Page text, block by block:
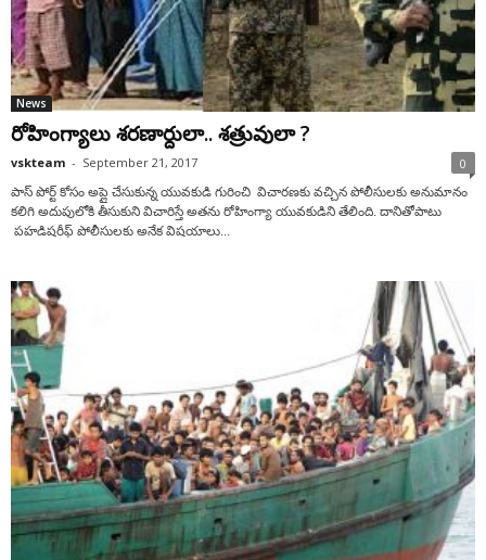
News
రోహింగ్యాలు శరణార్దులా.. శత్రువులా ?
vskteam - September 21, 2017 0
పాస్ పోర్ట్ కోసం అప్లై చేసుకున్న యువకుడి గురించి విచారణకు వచ్చిన పోలీసులకు అనుమానం
కలిగి అదుపులోకి తీసుకుని విచారిస్తే అతను రోహింగ్యా యువకుడిని తేలింది. దానితోపాటు
పహడిషరీఫ్ పోలీసులకు అనేక విషయాలు...